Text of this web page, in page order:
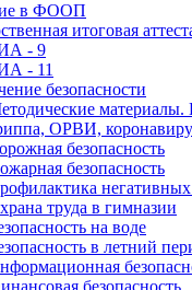
в ФООП
итоговая
- 9
- 11
безопасности
материалы.
ОРВИ,
безопасность
безопасность
труда в гимназии
на воде
в летний
безопасность